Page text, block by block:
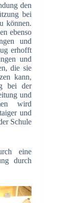
den
bei
können.
ebenso
und
erhofft
und
die sie
kann,
bei der
und
wird
und
Schule
eine
durch